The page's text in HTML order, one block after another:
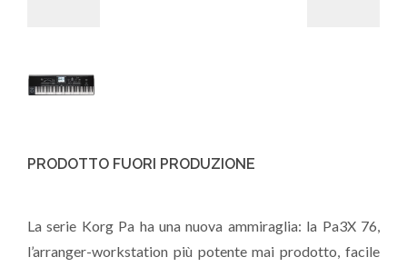
PRODOTTO FUORI PRODUZIONE
La serie Korg Pa ha una nuova ammiraglia: la Pa3X 76,
l’arranger-workstation più potente mai prodotto, facile